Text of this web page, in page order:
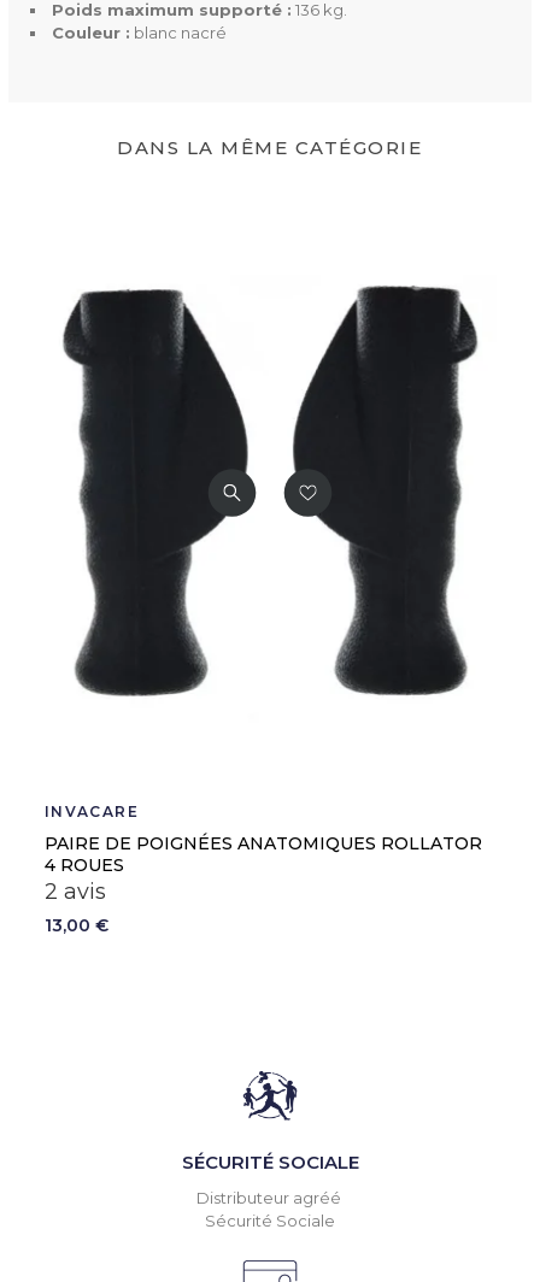
Poids maximum supporté : 136 kg.
Couleur : blanc nacré
Profondeur De L'assise 24 cm
DANS LA MÊME CATÉGORIE
INVACARE
PAIRE DE POIGNÉES ANATOMIQUES ROLLATOR
4 ROUES
2 avis
13,00 €
SÉCURITÉ SOCIALE
Distributeur agréé
Sécurité Sociale